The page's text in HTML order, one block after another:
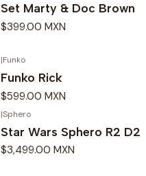
Set Marty & Doc Brown
$399.00 MXN
|Funko
Funko Rick
$599.00 MXN
|Sphero
Star Wars Sphero R2 D2
$3,499.00 MXN